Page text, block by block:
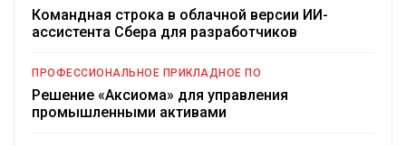
Командная строка в облачной версии ИИ-
ассистента Сбера для разработчиков
ПРОФЕССИОНАЛЬНОЕ ПРИКЛАДНОЕ ПО
Решение «Аксиома» для управления
промышленными активами